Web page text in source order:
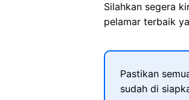
Silahkan segera
pelamar terbaik
Pastikan
sudah di